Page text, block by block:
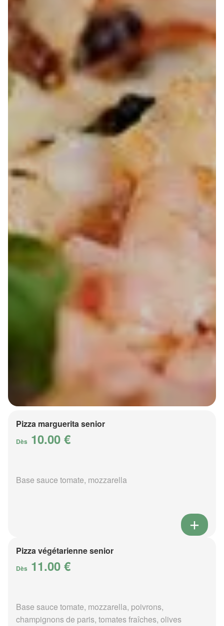
Pizza marguerita senior
Dès 10.00 €
Base sauce tomate, mozzarella
Pizza végétarienne senior
Dès 11.00 €
Base sauce tomate, mozzarella, poivrons,
champignons de paris, tomates fraîches, olives